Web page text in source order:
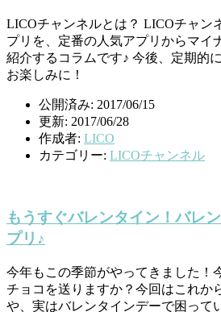
LICOチャンネルとは？ LICOチャン
プリを、定番の人気アプリからマイ
紹介するコラムです♪ 今後、定期的
お楽しみに！
公開済み: 2017/06/15
更新: 2017/06/28
作成者: LICO
カテゴリー: LICOチャンネル
もうすぐバレンタイン！バレ
プリ♪
今年もこの季節がやってきました！
チョコを送りますか？今回はこれか
や、実はバレンタインデーで困って